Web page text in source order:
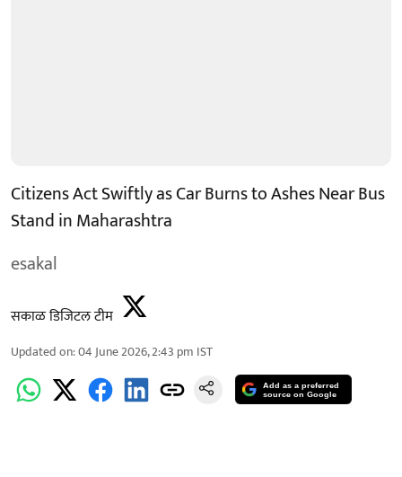
Citizens Act Swiftly as Car Burns to Ashes Near Bus
Stand in Maharashtra
esakal
सकाळ डिजिटल टीम
Updated on:04 June 2026, 2:43 pm IST
Add as a preferred
source on Google